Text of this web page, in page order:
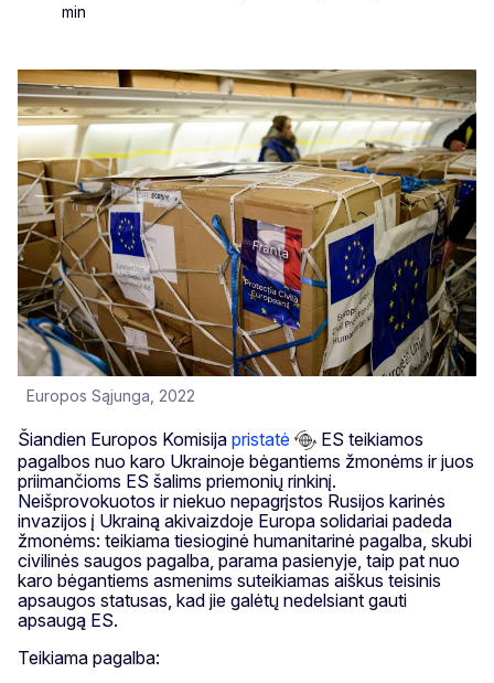
min
Europos Sąjunga, 2022
Šiandien Europos Komisija pristatė
ES teikiamos
pagalbos nuo karo Ukrainoje bėgantiems žmonėms ir juos
priimančioms ES šalims priemonių rinkinį.
Neišprovokuotos ir niekuo nepagrįstos Rusijos karinės
invazijos į Ukrainą akivaizdoje Europa solidariai padeda
žmonėms: teikiama tiesioginė humanitarinė pagalba, skubi
civilinės saugos pagalba, parama pasienyje, taip pat nuo
karo bėgantiems asmenims suteikiamas aiškus teisinis
apsaugos statusas, kad jie galėtų nedelsiant gauti
apsaugą ES.
Teikiama pagalba: